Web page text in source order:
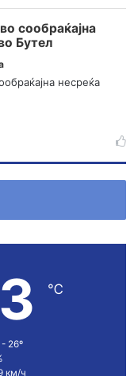
сообраќајна
Бутел
несреќа
℃
- 26º
км/ч